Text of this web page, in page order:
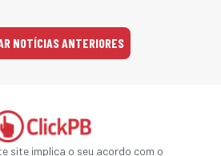
NOTÍCIAS ANTERIORES
site implica o seu acordo com o